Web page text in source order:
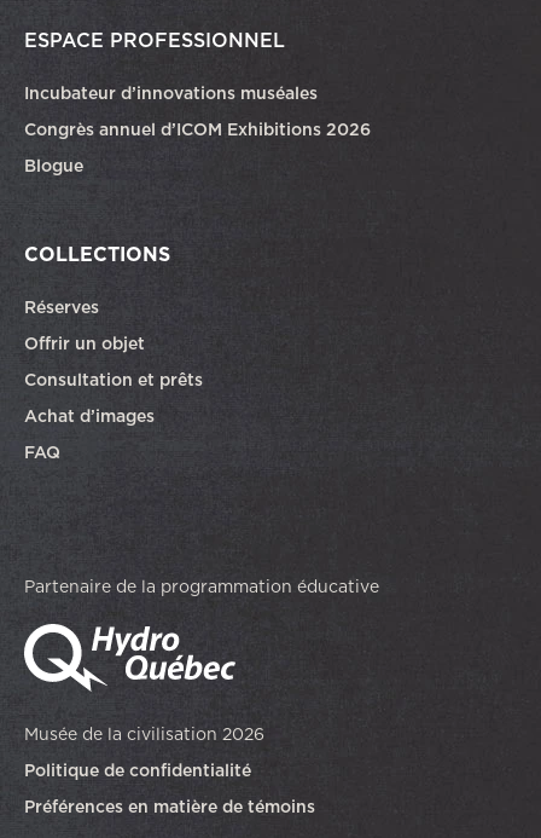
ESPACE PROFESSIONNEL
Incubateur d’innovations muséales
Congrès annuel d’ICOM Exhibitions 2026
Blogue
COLLECTIONS
Réserves
Offrir un objet
Consultation et prêts
Achat d’images
FAQ
Partenaire de la programmation éducative
Musée de la civilisation 2026
Politique de confidentialité
Préférences en matière de témoins